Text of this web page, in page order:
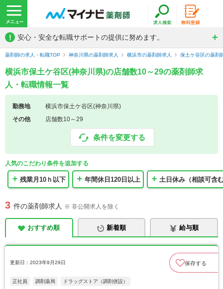
! 安心・安全な転職サポートの提供に努めます。
薬剤師の求人・転職TOP 神奈川県の薬剤師求人 横浜市の薬剤師求人 保土ケ谷区の薬剤
横浜市保土ケ谷区(神奈川県)の店舗数10～29の薬剤師求
人・転職情報一覧
勤務地
横浜市保土ケ谷区(神奈川県)
その他
店舗数10～29
条件を変更する
人気のこだわり条件を追加する
残業月10ｈ以下 年間休日120日以上 土日休み（相談可含
3 件の薬剤師求人 ※ 非公開求人を除く
おすすめ順 新着順 給与順
更新日：2023年9月29日 保存する
正社員 調剤薬局 ドラッグストア（調剤併設）